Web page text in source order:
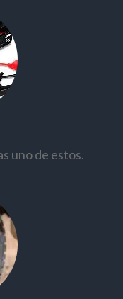
uno de estos.